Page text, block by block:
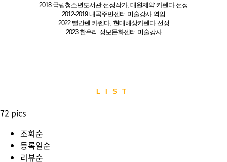
2018 국립청소년도서관 선정작가, 대원제약 카렌다 선정
2012-2019 내곡주민센터 미술강사 역임
2022 빨간펜 카렌다, 현대해상카렌다 선정
2023 한우리 정보문화센터 미술강사
LIST
72 pics
조회순
등록일순
리뷰순